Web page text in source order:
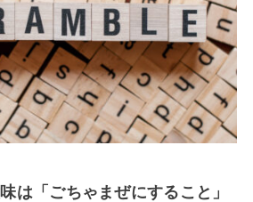
は「ごちゃまぜにすること」